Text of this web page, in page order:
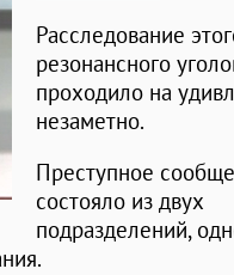
Расследование
резонансного
проходило на
незаметно.
Преступное
состояло из двух
подразделений,